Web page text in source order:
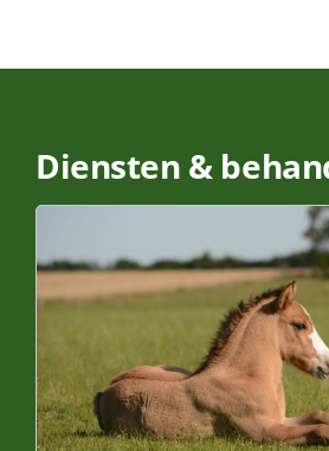
Diensten &